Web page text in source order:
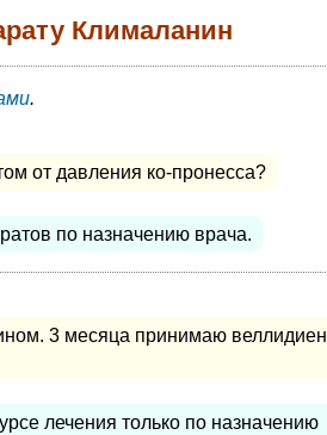
Клималанин
.
от давления ко-пронесса?
по назначению врача.
3 месяца принимаю
лечения только по назначению